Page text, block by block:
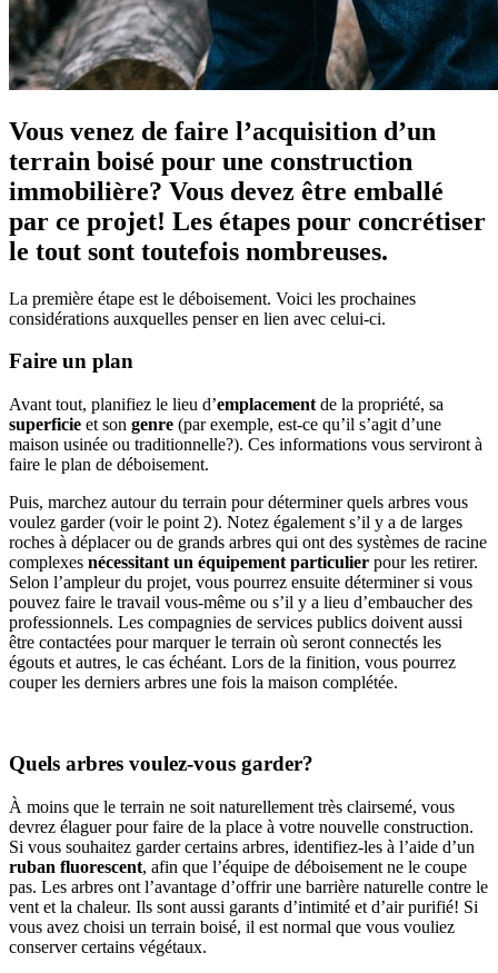
Vous venez de faire l’acquisition d’un
terrain boisé pour une construction
immobilière? Vous devez être emballé
par ce projet! Les étapes pour concrétiser
le tout sont toutefois nombreuses.
La première étape est le déboisement. Voici les prochaines
considérations auxquelles penser en lien avec celui-ci.
Faire un plan
Avant tout, planifiez le lieu d’emplacement de la propriété, sa
superficie et son genre (par exemple, est-ce qu’il s’agit d’une
maison usinée ou traditionnelle?). Ces informations vous serviront à
faire le plan de déboisement.
Puis, marchez autour du terrain pour déterminer quels arbres vous
voulez garder (voir le point 2). Notez également s’il y a de larges
roches à déplacer ou de grands arbres qui ont des systèmes de racine
complexes nécessitant un équipement particulier pour les retirer.
Selon l’ampleur du projet, vous pourrez ensuite déterminer si vous
pouvez faire le travail vous-même ou s’il y a lieu d’embaucher des
professionnels. Les compagnies de services publics doivent aussi
être contactées pour marquer le terrain où seront connectés les
égouts et autres, le cas échéant. Lors de la finition, vous pourrez
couper les derniers arbres une fois la maison complétée.
Quels arbres voulez-vous garder?
À moins que le terrain ne soit naturellement très clairsemé, vous
devrez élaguer pour faire de la place à votre nouvelle construction.
Si vous souhaitez garder certains arbres, identifiez-les à l’aide d’un
ruban fluorescent, afin que l’équipe de déboisement ne le coupe
pas. Les arbres ont l’avantage d’offrir une barrière naturelle contre le
vent et la chaleur. Ils sont aussi garants d’intimité et d’air purifié! Si
vous avez choisi un terrain boisé, il est normal que vous vouliez
conserver certains végétaux.